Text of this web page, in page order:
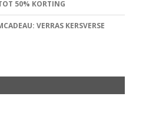
50% KORTING
VERRAS KERSVERSE